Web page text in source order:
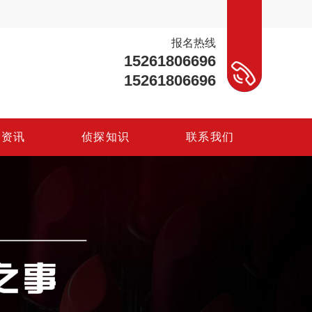
报名热线
15261806696
15261806696
资讯 侦探知识 联系我们